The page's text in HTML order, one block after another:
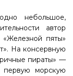
небольшое,
автор
пяты»
На консервную
пираты» —
первую морскую